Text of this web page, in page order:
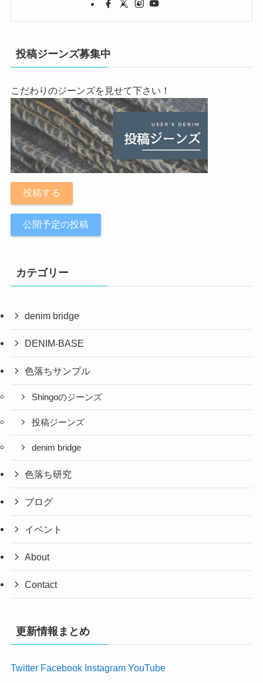
投稿ジーンズ募集中
こだわりのジーンズを見せて下さい！
投稿する
公開予定の投稿
カテゴリー
denim bridge
DENIM-BASE
色落ちサンプル
Shingoのジーンズ
投稿ジーンズ
denim bridge
色落ち研究
ブログ
イベント
About
Contact
更新情報まとめ
Twitter Facebook Instagram YouTube